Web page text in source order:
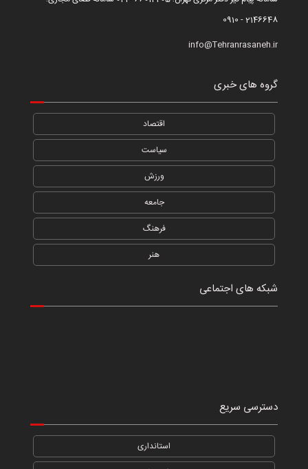
2146648 - 0910
info@Tehranrasaneh.ir
گروه های خبری
اقتصاد
سیاست
ورزش
جامعه
فرهنگ
هنر
شبکه های اجتماعی
دسترسی سریع
استانداری